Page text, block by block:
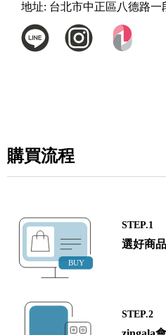
地址: 台北市中正區八德路一
購買流程
STEP.1
選好商
STEP.2